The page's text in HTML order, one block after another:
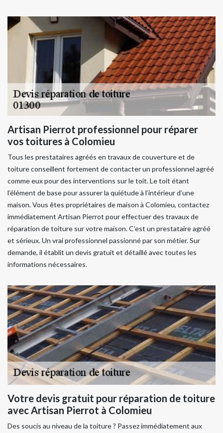
Artisan Pierrot professionnel pour réparer
vos toitures à Colomieu
Tous les prestataires agréés en travaux de couverture et de
toiture conseillent fortement de contacter un professionnel agréé
comme eux pour des interventions sur le toit. Le toit étant
l’élément de base pour assurer la quiétude à l’intérieur d’une
maison. Vous êtes propriétaires de maison à Colomieu, contactez
immédiatement Artisan Pierrot pour effectuer des travaux de
réparation de toiture sur votre maison. C’est un prestataire agréé
et sérieux. Un vrai professionnel passionné par son métier. Sur
demande, il établit un devis gratuit et détaillé avec toutes les
informations nécessaires.
Votre devis gratuit pour réparation de toiture
avec Artisan Pierrot à Colomieu
Des soucis au niveau de la toiture ? Passez immédiatement aux